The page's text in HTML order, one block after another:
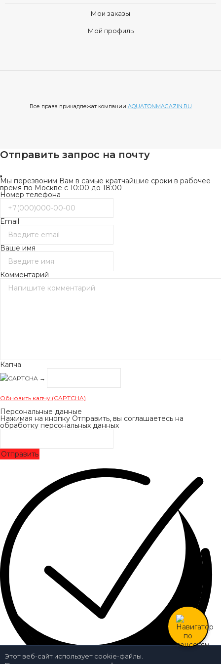
Мои заказы
Мой профиль
Все права принадлежат компании AQUATONMAGAZIN.RU
Этот веб-сайт использует cookie-файлы.
Отправить запрос на почту
Мы перезвоним Вам в самые кратчайшие сроки в рабочее
время по Москве с 10:00 до 18:00
Номер телефона
Email
Ваше имя
Комментарий
Капча
→
Обновить капчу (CAPTCHA)
Персональные данные
Нажимая на кнопку Отправить, вы соглашаетесь на
обработку персональных данных
Отправить